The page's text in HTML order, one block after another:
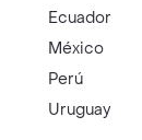
Ecuador
México
Perú
Uruguay